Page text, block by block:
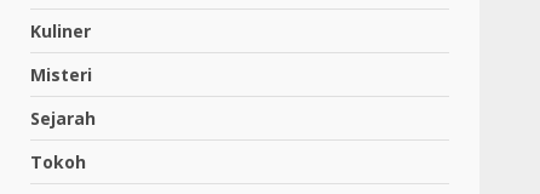
Kuliner
Misteri
Sejarah
Tokoh